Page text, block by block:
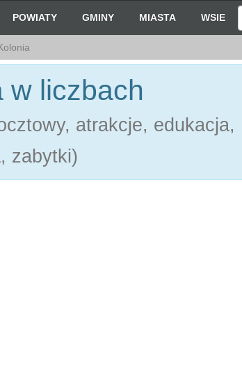
POWIATY GMINY MIASTA WSIE
w liczbach
atrakcje, edukacja,
zabytki)